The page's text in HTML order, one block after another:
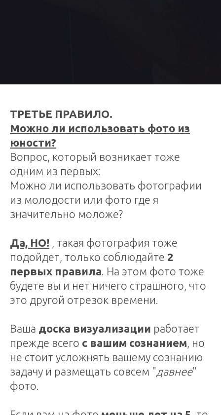
ТРЕТЬЕ ПРАВИЛО.
Можно ли использовать фото из
юности?
Вопрос, который возникает тоже
одним из первых:
Можно ли использовать фотографии
из молодости или фото где я
значительно моложе?
Да, НО! , такая фотография тоже
подойдет, только соблюдайте 2
первых правила. На этом фото тоже
будете вы и нет ничего страшного, что
это другой отрезок времени.
Ваша доска визуализации работает
прежде всего с вашим сознанием, но
не стоит усложнять вашему сознанию
задачу и размещать совсем "давнее"
фото.